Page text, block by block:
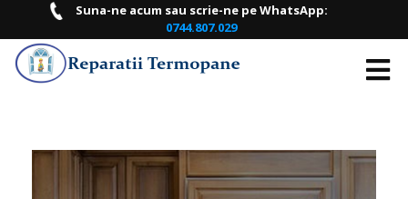
Suna-ne acum sau scrie-ne pe WhatsApp:
0744.807.029
DESPRE